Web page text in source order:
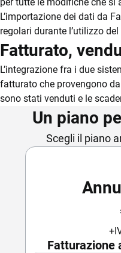
L’importazione dei dati da
regolari durante l’utilizzo del
Fatturato,
L’integrazione fra i due
fatturato che provengono
sono stati venduti e le
Un piano
Scegli il piano
Fatturazione